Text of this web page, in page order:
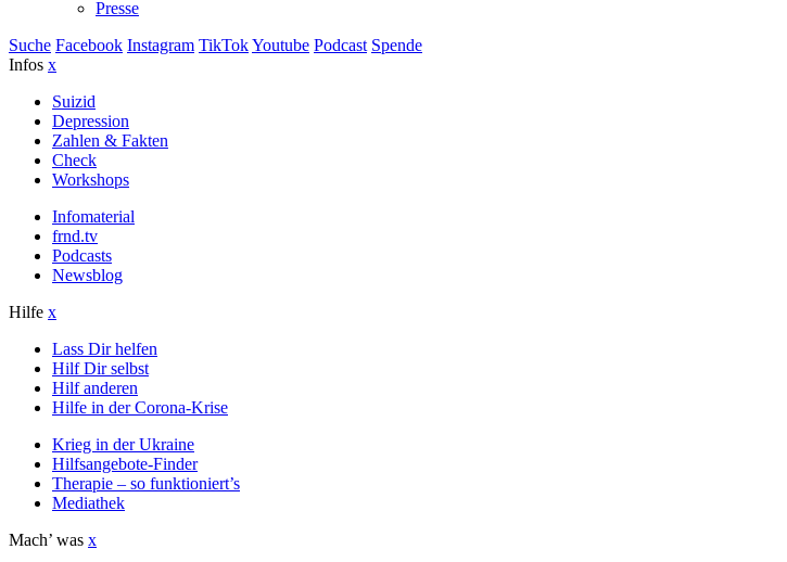
Presse
Suche Facebook Instagram TikTokYoutube Podcast Spende
Infos x
Suizid
Depression
Zahlen & Fakten
Check
Workshops
Infomaterial
frnd.tv
Podcasts
Newsblog
Hilfe x
Lass Dir helfen
Hilf Dir selbst
Hilf anderen
Hilfe in der Corona-Krise
Krieg in der Ukraine
Hilfsangebote-Finder
Therapie – so funktioniert’s
Mediathek
Mach’ was x